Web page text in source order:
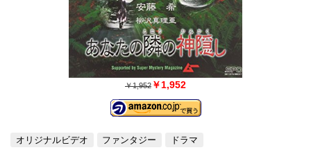
￥1,952 ￥1,952
オリジナルビデオ ファンタジー ドラマ